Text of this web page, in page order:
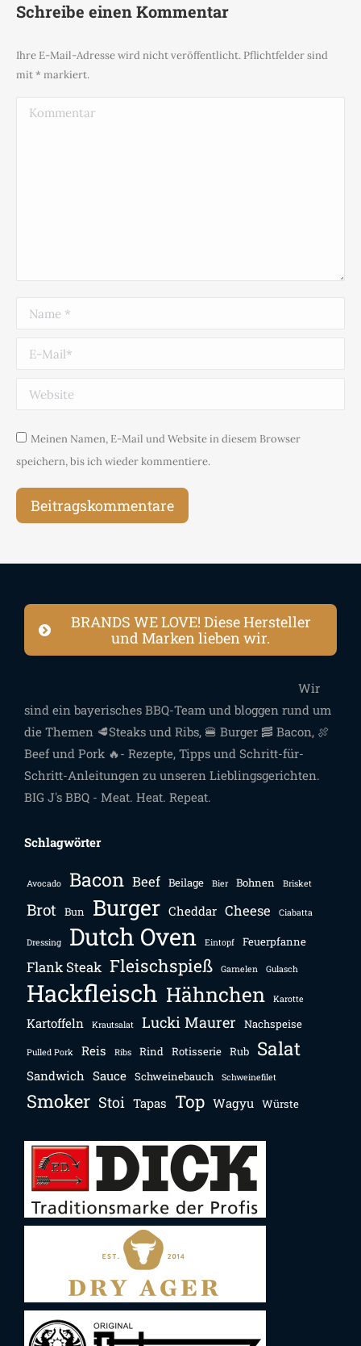
Schreibe einen Kommentar
Ihre E-Mail-Adresse wird nicht veröffentlicht. Pflichtfelder sind
mit* markiert.
Kommentar
Name *
E-Mail *
Website
Meinen Namen, E-Mail und Website in diesem Browser
speichern, bis ich wieder kommentiere.
Beitragskommentare
BRANDS WE LOVE! Diese Hersteller
und Marken lieben wir.
Wir
sind ein bayerisches BBQ-Team und bloggen rund um
die Themen 🥩Steaks und Ribs, 🍔 Burger 🥓 Bacon, 🍖
Beef und Pork 🔥- Rezepte, Tipps und Schritt-für-
Schritt-Anleitungen zu unseren Lieblingsgerichten.
BIG J's BBQ - Meat. Heat. Repeat.
Schlagwörter
Avocado Bacon Beef Beilage Bier Bohnen Brisket
Brot Bun Burger Cheddar Cheese Ciabatta
Dressing Dutch Oven Eintopf Feuerpfanne
Flank Steak Fleischspieß Garnelen Gulasch
Hackfleisch Hähnchen Karotte
Kartoffeln Krautsalat Lucki Maurer Nachspeise
Pulled Pork Reis Ribs Rind Rotisserie Rub Salat
Sandwich Sauce Schweinebauch Schweinefilet
Smoker Stoi Tapas Top Wagyu Würste